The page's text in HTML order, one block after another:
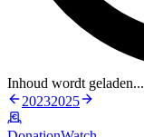
Inhoud wordt geladen...
20232025